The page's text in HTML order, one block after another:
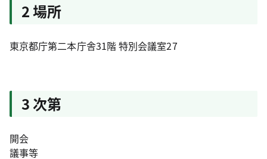
2 場所
東京都庁第二本庁舎31階 特別会議室27
3 次第
開会
議事等